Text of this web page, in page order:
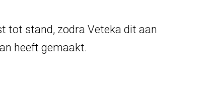
tot stand, zodra Veteka dit aan
heeft gemaakt.